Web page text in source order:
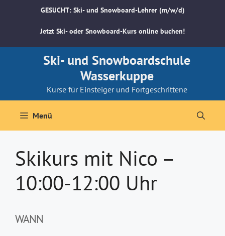
GESUCHT: Ski- und Snowboard-Lehrer (m/w/d)
Jetzt Ski- oder Snowboard-Kurs online buchen!
Ski- und Snowboardschule
Wasserkuppe
Kurse für Einsteiger und Fortgeschrittene
Menü
Skikurs mit Nico –
10:00-12:00 Uhr
WANN